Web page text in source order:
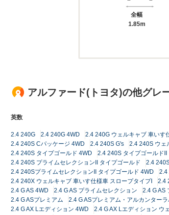
全幅
1.85m
アルファード(トヨタ)の他グレ
英数
2.4 240G 2.4 240G 4WD 2.4 240G ウェルキャブ 車いす
2.4 240S Cパッケージ 4WD
2.4 240S G's 2.4 240S ウェ
2.4 240S タイプゴールド 4WD
2.4 240S タイプゴールドII
2.4 240S プライムセレクションII タイプゴールド
2.4
2.4 240SプライムセレクションII タイプゴールド 4WD
2.4
2.4 240X ウェルキャブ 車いす仕様車 スロープタイプI
2.4
2.4 G AS 4WD
2.4 G AS プライムセレクション 2.4 G AS
2.4 G ASプレミアム
2.4 G ASプレミアム・アルカンター
2.4 G AX Lエディション 4WD
2.4 G AX Lエディション ウ